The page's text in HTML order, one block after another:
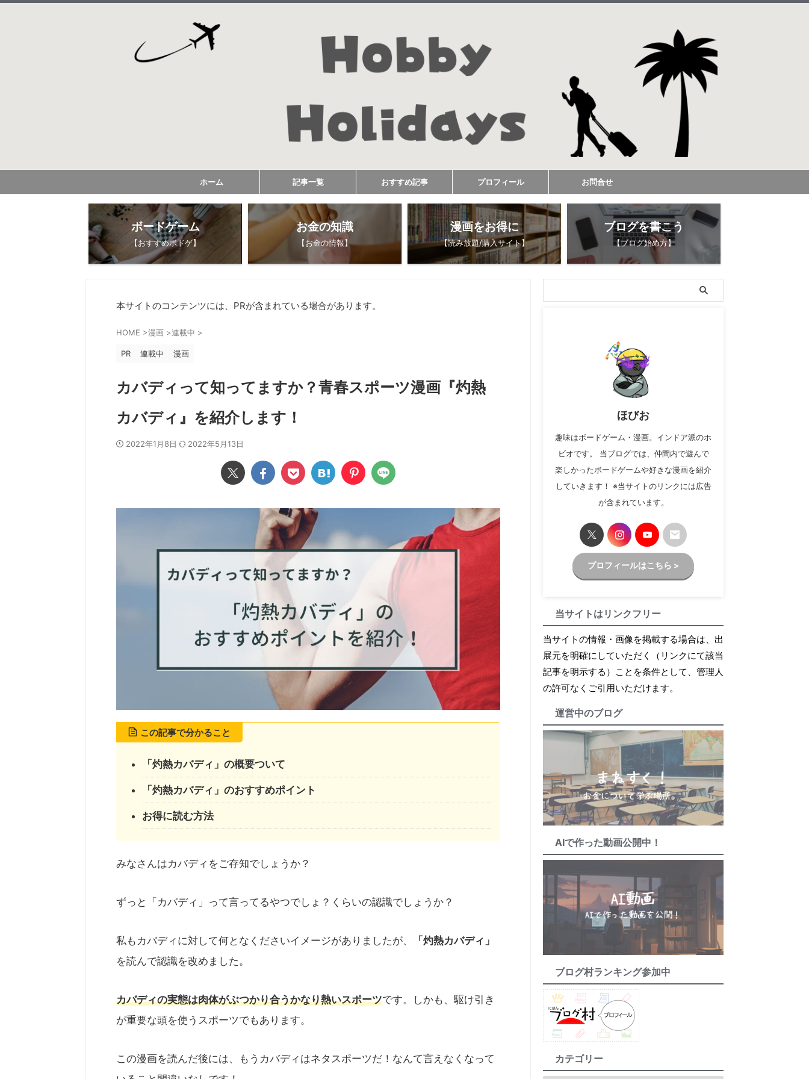
ホーム 記事一覧 おすすめ記事 プロフィール お問合せ
ボードゲーム
【おすすめボドゲ】
お金の知識
【お金の情報】
漫画をお得に
【読み放題/購入サイト】
ブログを書こう
【ブログ始め方】
本サイトのコンテンツには、PRが含まれている場合があります。
HOME >漫画 >連載中 >
PR 連載中 漫画
カバディって知ってますか？青春スポーツ漫画『灼熱
カバディ』を紹介します！
2022年1月8日 2022年5月13日
この記事で分かること
「灼熱カバディ」の概要ついて
「灼熱カバディ」 のおすすめポイント
お得に読む方法
みなさんはカバディをご存知でしょうか？
ずっと「カバディ」って言ってるやつでしょ？くらいの認識でしょうか？
私もカバディに対して何となくださいイメージがありましたが、
「灼熱カバディ」
を読んで認識を改めました。
カバディの実態は肉体がぶつかり合うかなり熱いスポーツです。しかも、駆け引き
が重要な頭を使うスポーツでもあります。
この漫画を読んだ後には、もうカバディはネタスポーツだ！なんて言えなくなって
ほびお
趣味はボードゲーム・漫画。インドア派のホ
ビオです。 当ブログでは、仲間内で遊んで
楽しかったボードゲームや好きな漫画を紹介
していきます！ ※当サイトのリンクには広告
が含まれています。
プロフィールはこちら >
当サイトはリンクフリー
当サイトの情報・画像を掲載する場合は、出
展元を明確にしていただく（リンクにて該当
記事を明示する）ことを条件として、管理人
の許可なくご引用いただけます。
運営中のブログ
AIで作った動画公開中！
ブログ村ランキング参加中
カテゴリー